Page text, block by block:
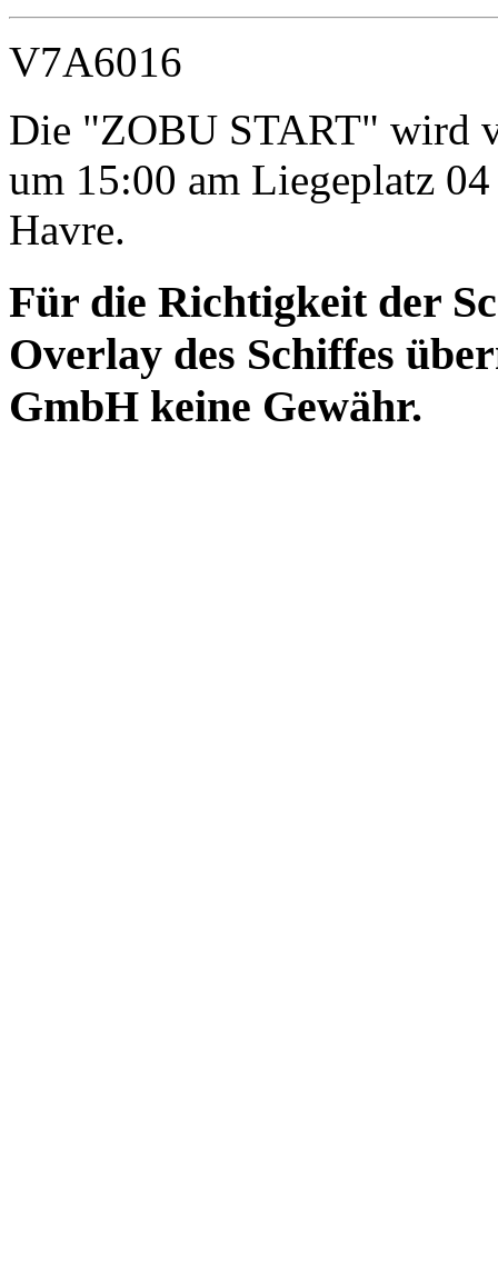
V7A6016
Die "ZOBU START" wird
um 15:00 am Liegeplatz
Havre.
Für die Richtigkeit der
Overlay des Schiffes
GmbH keine Gewähr.